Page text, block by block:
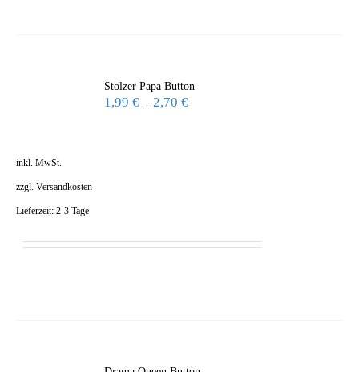
Stolzer Papa Button
1,99€ –2,70€
inkl. MwSt.
zzgl. Versandkosten
Lieferzeit: 2-3 Tage